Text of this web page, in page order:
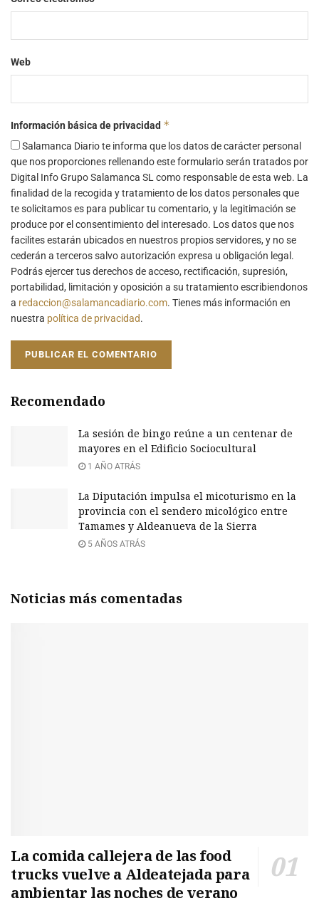
Web
Información básica de privacidad *
Salamanca Diario te informa que los datos de carácter personal
que nos proporciones rellenando este formulario serán tratados por
Digital Info Grupo Salamanca SL como responsable de esta web. La
finalidad de la recogida y tratamiento de los datos personales que
te solicitamos es para publicar tu comentario, y la legitimación se
produce por el consentimiento del interesado. Los datos que nos
facilites estarán ubicados en nuestros propios servidores, y no se
cederán a terceros salvo autorización expresa u obligación legal.
Podrás ejercer tus derechos de acceso, rectificación, supresión,
portabilidad, limitación y oposición a su tratamiento escribiendonos
a redaccion@salamancadiario.com. Tienes más información en
nuestra política de privacidad.
Recomendado
La sesión de bingo reúne a un centenar de
mayores en el Edificio Sociocultural
1 AÑO ATRÁS
La Diputación impulsa el micoturismo en la
provincia con el sendero micológico entre
Tamames y Aldeanueva de la Sierra
5 AÑOS ATRÁS
Noticias más comentadas
La comida callejera de las food
trucks vuelve a Aldeatejada para
ambientar las noches de verano